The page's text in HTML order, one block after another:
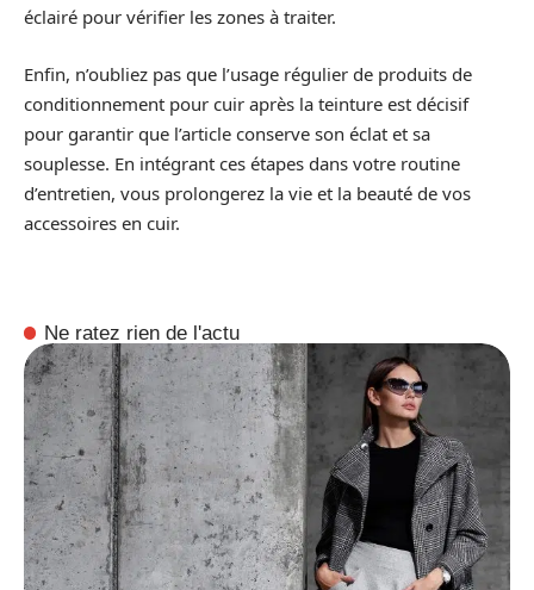
éclairé pour vérifier les zones à traiter.
Enfin, n’oubliez pas que l’usage régulier de produits de
conditionnement pour cuir après la teinture est décisif
pour garantir que l’article conserve son éclat et sa
souplesse. En intégrant ces étapes dans votre routine
d’entretien, vous prolongerez la vie et la beauté de vos
accessoires en cuir.
Ne ratez rien de l'actu